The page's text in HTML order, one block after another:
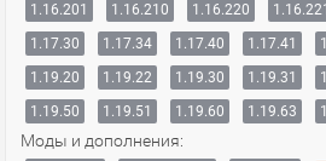
1.16.201
1.16.210 1.16.220 1.16.221
1.17.30
1.17.34 1.17.40 1.17.41
1.19.20
1.19.22 1.19.30 1.19.31
1.19.50
1.19.51 1.19.60 1.19.63
Моды и дополнения: